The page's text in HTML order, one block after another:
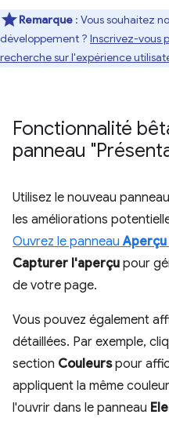
Remarque : Vous souhaitez
développement ? Inscrivez-vous
recherche sur l'expérience
Fonctionnalité
panneau
Utilisez le nouveau
les améliorations
Ouvrez le panneauAperçu
Capturer l'aperçu pour
de votre page.
Vous pouvez également
détaillées. Par exemple,
section Couleurspour
appliquent la même
l'ouvrir dans le panneau